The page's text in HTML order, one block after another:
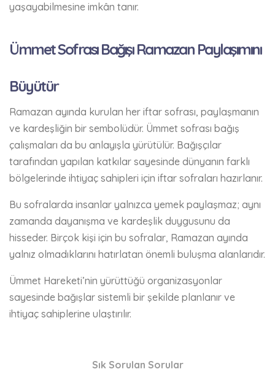
yaşayabilmesine imkân tanır.
Ümmet Sofrası Bağışı Ramazan Paylaşımını
Büyütür
Ramazan ayında kurulan her iftar sofrası, paylaşmanın
ve kardeşliğin bir sembolüdür. Ümmet sofrası bağış
çalışmaları da bu anlayışla yürütülür. Bağışçılar
tarafından yapılan katkılar sayesinde dünyanın farklı
bölgelerinde ihtiyaç sahipleri için iftar sofraları hazırlanır.
Bu sofralarda insanlar yalnızca yemek paylaşmaz; aynı
zamanda dayanışma ve kardeşlik duygusunu da
hisseder. Birçok kişi için bu sofralar, Ramazan ayında
yalnız olmadıklarını hatırlatan önemli buluşma alanlarıdır.
Ümmet Hareketi’nin yürüttüğü organizasyonlar
sayesinde bağışlar sistemli bir şekilde planlanır ve
ihtiyaç sahiplerine ulaştırılır.
Sık Sorulan Sorular